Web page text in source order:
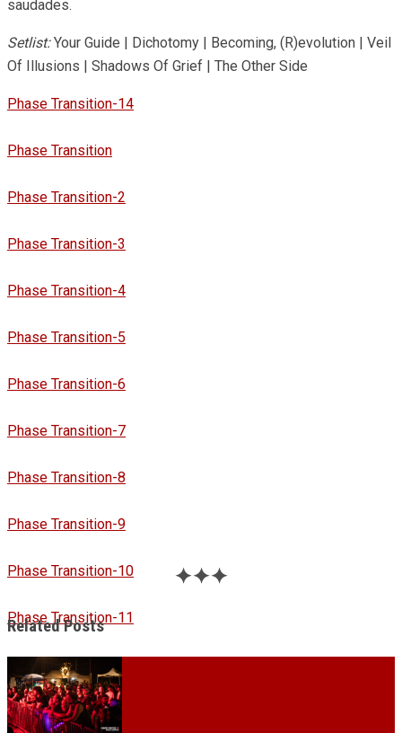
saudades.
Setlist:Your Guide | Dichotomy | Becoming, (R)evolution | Veil
Of Illusions | Shadows Of Grief | The Other Side
Phase Transition-14
Phase Transition
Phase Transition-2
Phase Transition-3
Phase Transition-4
Phase Transition-5
Phase Transition-6
Phase Transition-7
Phase Transition-8
Phase Transition-9
Phase Transition-10
Phase Transition-11
Phase Transition-12
Phase Transition-13
✦✦✦
Related Posts